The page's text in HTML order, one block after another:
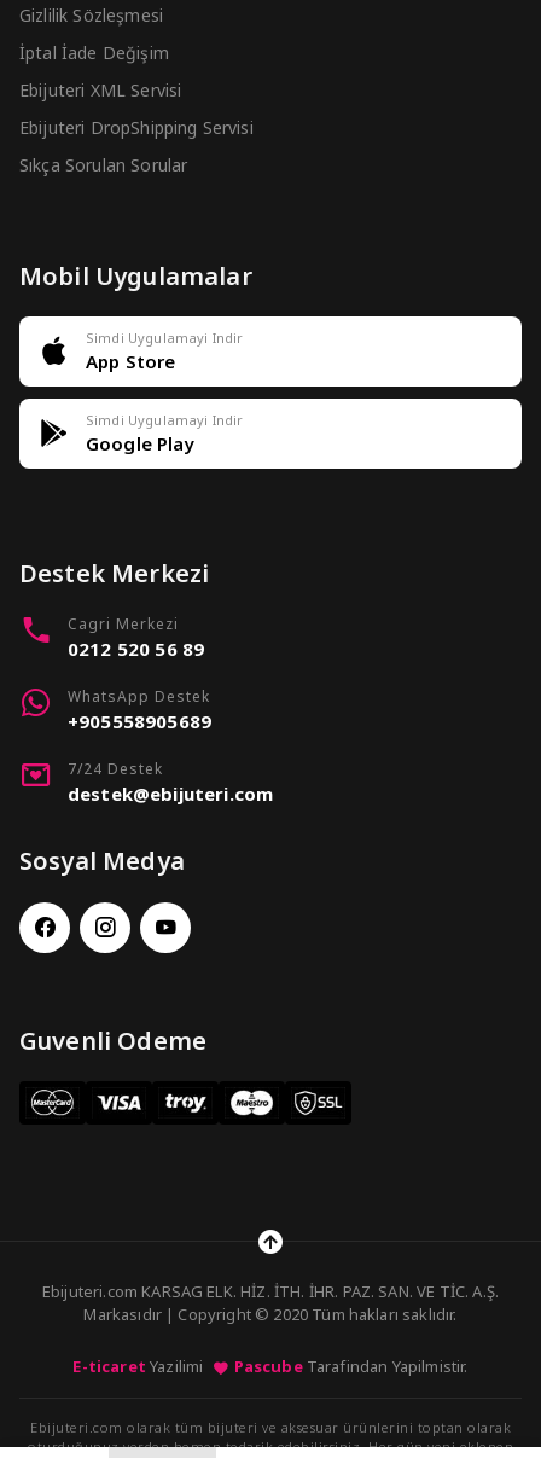
Gizlilik Sözleşmesi
İptal İade Değişim
Ebijuteri XML Servisi
Ebijuteri DropShipping Servisi
Sıkça Sorulan Sorular
Mobil Uygulamalar
Simdi Uygulamayi Indir
App Store
Simdi Uygulamayi Indir
Google Play
Destek Merkezi
Cagri Merkezi
0212 520 56 89
WhatsApp Destek
+905558905689
7/24 Destek
destek@ebijuteri.com
Sosyal Medya
Guvenli Odeme
Ebijuteri.com KARSAG ELK. HİZ. İTH. İHR. PAZ. SAN. VE TİC. A.Ş.
Markasıdır | Copyright © 2020 Tüm hakları saklıdır.
E-ticaret Yazilimi PascubeTarafindan Yapilmistir.
Ebijuteri.com olarak tüm bijuteri ve aksesuar ürünlerini toptan olarak
oturduğunuz yerden hemen tedarik edebilirsiniz. Her gün yeni eklenen